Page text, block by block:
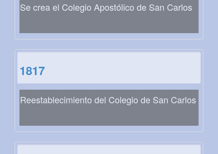
Se crea el Colegio Apostólico de San Carlos
1817
Reestablecimiento del Colegio de San Carlos